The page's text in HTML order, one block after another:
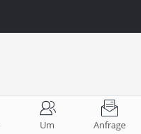

Um

Anfrage